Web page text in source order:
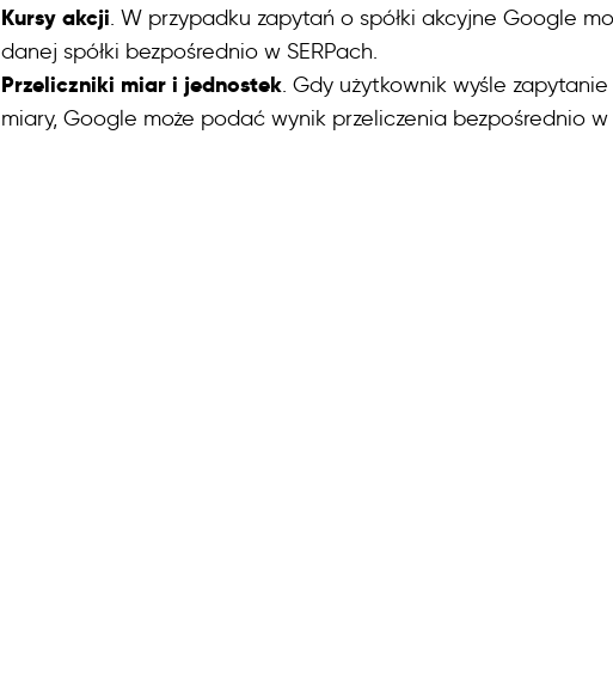
Kursy akcji. W przypadku zapytań o spółki akcyjne Google
danej spółki bezpośrednio w SERPach.
Przeliczniki miar i jednostek. Gdy użytkownik wyśle
miary, Google może podać wynik przeliczenia bezpośrednio